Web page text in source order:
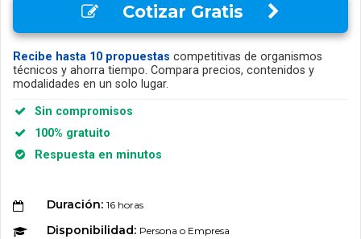
Cotizar Gratis
Recibe hasta 10 propuestas competitivas de organismos
técnicos y ahorra tiempo. Compara precios, contenidos y
modalidades en un solo lugar.
Sin compromisos
100% gratuito
Respuesta en minutos
Duración: 16 horas
Disponibilidad: Persona o Empresa